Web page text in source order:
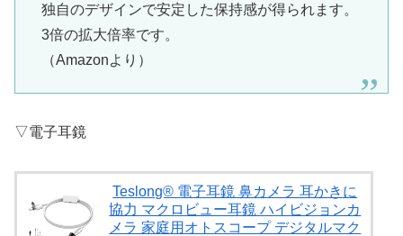
独自のデザインで安定した保持感が得られます。
3倍の拡大倍率です。
（Amazonより）
▽電子耳鏡
Teslong® 電子耳鏡 鼻カメラ 耳かきに
協力 マクロビュー耳鏡 ハイビジョンカ
メラ 家庭用オトスコープ デジタルマク